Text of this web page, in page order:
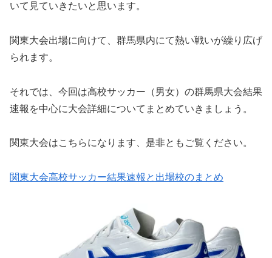
いて見ていきたいと思います。
関東大会出場に向けて、群馬県内にて熱い戦いが繰り広げ
られます。
それでは、今回は高校サッカー（男女）の群馬県大会結果
速報を中心に大会詳細についてまとめていきましょう。
関東大会はこちらになります、是非ともご覧ください。
関東大会高校サッカー結果速報と出場校のまとめ